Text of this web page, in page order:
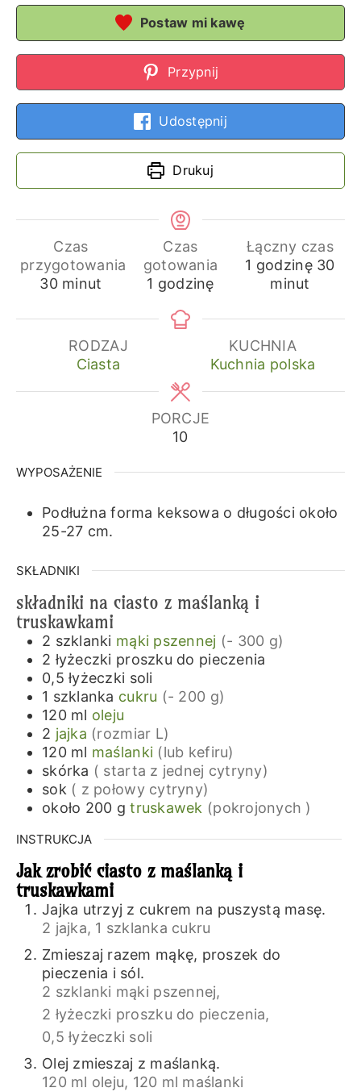
Postaw mi kawę
Przypnij
Udostępnij
Drukuj
Czas
przygotowania
30minuty
minut
Czas
gotowania
1 godzina
godzinę
Łączny czas
1 godzina
godzinę 30
minut
RODZAJ
Ciasta
KUCHNIA
Kuchnia polska
PORCJE
10
WYPOSAŻENIE
Podłużna forma keksowa o długości około
25-27 cm.
SKŁADNIKI
składniki na ciasto z maślanką i
truskawkami
2 szklanki mąki pszennej (- 300 g)
2 łyżeczki proszku do pieczenia
0,5 łyżeczki soli
1 szklanka cukru (- 200 g)
120 ml oleju
2 jajka (rozmiar L)
120 ml maślanki (lub kefiru)
skórka ( starta z jednej cytryny)
sok ( z połowy cytryny)
około 200 g truskawek (pokrojonych )
INSTRUKCJA
Jak zrobić ciasto z maślanką i
truskawkami
Jajka utrzyj z cukrem na puszystą masę.
2 jajka, 1 szklanka cukru
Zmieszaj razem mąkę, proszek do
pieczenia i sól.
2 szklanki mąki pszennej,
2 łyżeczki proszku do pieczenia,
0,5 łyżeczki soli
Olej zmieszaj z maślanką.
120 ml oleju, 120 ml maślanki